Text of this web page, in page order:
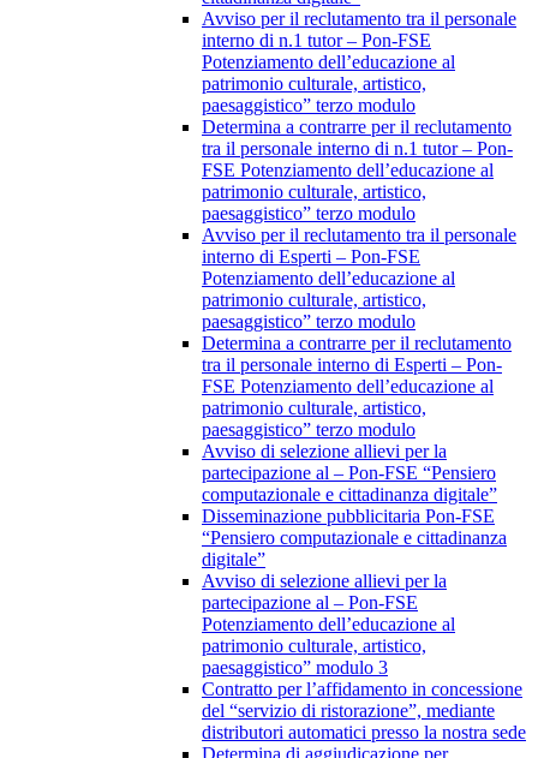
Avviso per il reclutamento tra il personale
interno di n.1 tutor – Pon-FSE
Potenziamento dell’educazione al
patrimonio culturale, artistico,
paesaggistico” terzo modulo
Determina a contrarre per il reclutamento
tra il personale interno di n.1 tutor – Pon-
FSE Potenziamento dell’educazione al
patrimonio culturale, artistico,
paesaggistico” terzo modulo
Avviso per il reclutamento tra il personale
interno di Esperti – Pon-FSE
Potenziamento dell’educazione al
patrimonio culturale, artistico,
paesaggistico” terzo modulo
Determina a contrarre per il reclutamento
tra il personale interno di Esperti – Pon-
FSE Potenziamento dell’educazione al
patrimonio culturale, artistico,
paesaggistico” terzo modulo
Avviso di selezione allievi per la
partecipazione al – Pon-FSE “Pensiero
computazionale e cittadinanza digitale”
Disseminazione pubblicitaria Pon-FSE
“Pensiero computazionale e cittadinanza
digitale”
Avviso di selezione allievi per la
partecipazione al – Pon-FSE
Potenziamento dell’educazione al
patrimonio culturale, artistico,
paesaggistico” modulo 3
Contratto per l’affidamento in concessione
del “servizio di ristorazione”, mediante
distributori automatici presso la nostra sede